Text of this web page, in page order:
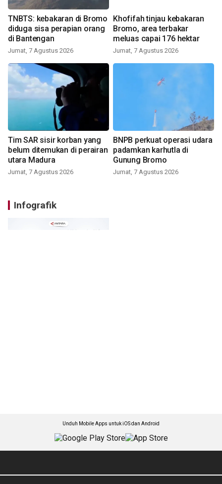
TNBTS: kebakaran di Bromo
diduga sisa perapian orang
di Bantengan
Jumat, 7 Agustus 2026
Khofifah tinjau kebakaran
Bromo, area terbakar
meluas capai 176 hektar
Jumat, 7 Agustus 2026
Tim SAR sisir korban yang
belum ditemukan di perairan
utara Madura
Jumat, 7 Agustus 2026
BNPB perkuat operasi udara
padamkan karhutla di
Gunung Bromo
Jumat, 7 Agustus 2026
Infografik
Unduh Mobile Apps untuk iOS dan Android